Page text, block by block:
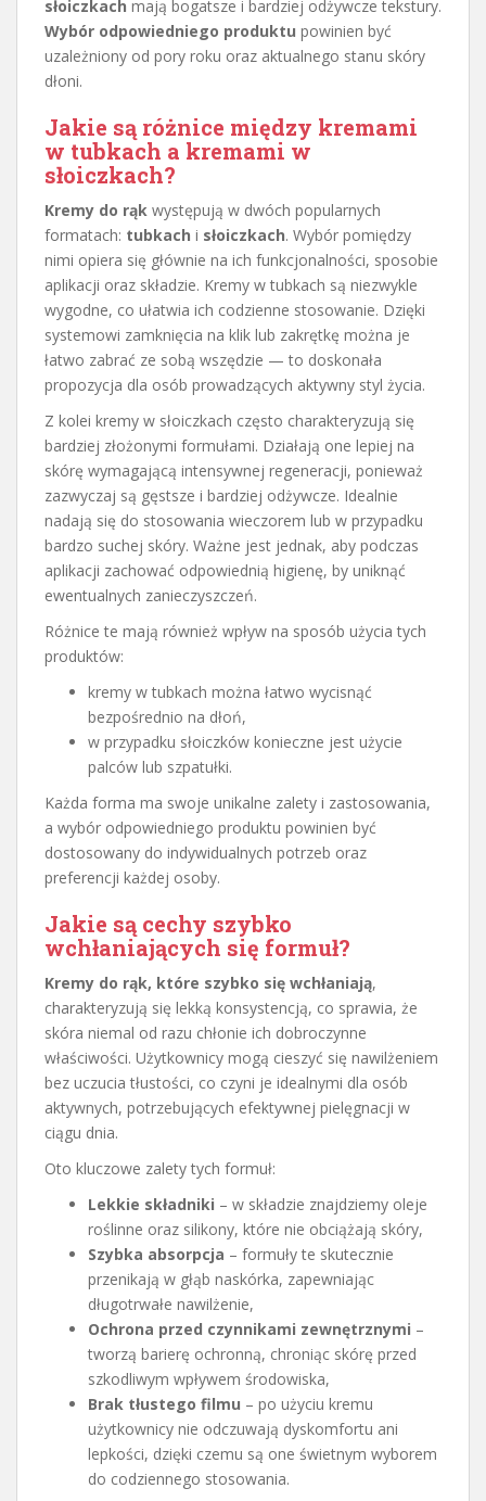
słoiczkach mają bogatsze i bardziej odżywcze tekstury.
Wybór odpowiedniego produktu powinien być
uzależniony od pory roku oraz aktualnego stanu skóry
dłoni.
Jakie są różnice między kremami
w tubkach a kremami w
słoiczkach?
Kremy do rąk występują w dwóch popularnych
formatach: tubkach i słoiczkach. Wybór pomiędzy
nimi opiera się głównie na ich funkcjonalności, sposobie
aplikacji oraz składzie. Kremy w tubkach są niezwykle
wygodne, co ułatwia ich codzienne stosowanie. Dzięki
systemowi zamknięcia na klik lub zakrętkę można je
łatwo zabrać ze sobą wszędzie — to doskonała
propozycja dla osób prowadzących aktywny styl życia.
Z kolei kremy w słoiczkach często charakteryzują się
bardziej złożonymi formułami. Działają one lepiej na
skórę wymagającą intensywnej regeneracji, ponieważ
zazwyczaj są gęstsze i bardziej odżywcze. Idealnie
nadają się do stosowania wieczorem lub w przypadku
bardzo suchej skóry. Ważne jest jednak, aby podczas
aplikacji zachować odpowiednią higienę, by uniknąć
ewentualnych zanieczyszczeń.
Różnice te mają również wpływ na sposób użycia tych
produktów:
kremy w tubkach można łatwo wycisnąć
bezpośrednio na dłoń,
w przypadku słoiczków konieczne jest użycie
palców lub szpatułki.
Każda forma ma swoje unikalne zalety i zastosowania,
a wybór odpowiedniego produktu powinien być
dostosowany do indywidualnych potrzeb oraz
preferencji każdej osoby.
Jakie są cechy szybko
wchłaniających się formuł?
Kremy do rąk, które szybko się wchłaniają,
charakteryzują się lekką konsystencją, co sprawia, że
skóra niemal od razu chłonie ich dobroczynne
właściwości. Użytkownicy mogą cieszyć się nawilżeniem
bez uczucia tłustości, co czyni je idealnymi dla osób
aktywnych, potrzebujących efektywnej pielęgnacji w
ciągu dnia.
Oto kluczowe zalety tych formuł:
Lekkie składniki – w składzie znajdziemy oleje
roślinne oraz silikony, które nie obciążają skóry,
Szybka absorpcja – formuły te skutecznie
przenikają w głąb naskórka, zapewniając
długotrwałe nawilżenie,
Ochrona przed czynnikami zewnętrznymi –
tworzą barierę ochronną, chroniąc skórę przed
szkodliwym wpływem środowiska,
Brak tłustego filmu – po użyciu kremu
użytkownicy nie odczuwają dyskomfortu ani
lepkości, dzięki czemu są one świetnym wyborem
do codziennego stosowania.